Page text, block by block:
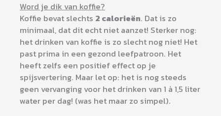
Word je dik van koffie?
Koffie bevat slechts 2 calorieën. Dat is zo
minimaal, dat dit echt niet aanzet! Sterker nog:
het drinken van koffie is zo slecht nog niet! Het
past prima in een gezond leefpatroon. Het
heeft zelfs een positief effect op je
spijsvertering. Maar let op: het is nog steeds
geen vervanging voor het drinken van 1 à 1,5 liter
water per dag! (was het maar zo simpel).